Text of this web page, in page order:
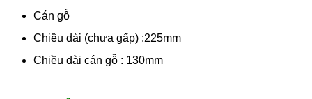
Cán gỗ
Chiều dài (chưa gấp) :225mm
Chiều dài cán gỗ : 130mm